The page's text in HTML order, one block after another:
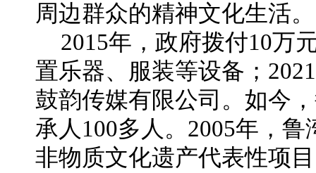
周边群众的精神文化生活。
2015年，政府拨付10万
置乐器、服装等设备；
鼓韵传媒有限公司。如今
承人100多人。2005年，
非物质文化遗产代表性项